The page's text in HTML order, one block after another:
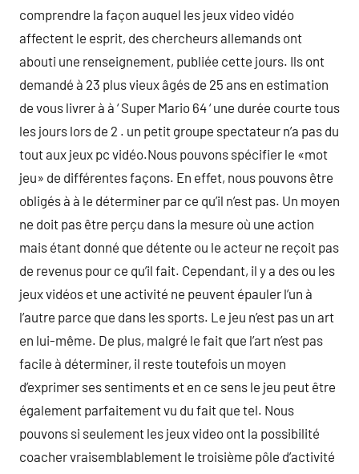
comprendre la façon auquel les jeux video vidéo
affectent le esprit, des chercheurs allemands ont
abouti une renseignement, publiée cette jours. Ils ont
demandé à 23 plus vieux âgés de 25 ans en estimation
de vous livrer à à ‘ Super Mario 64 ‘ une durée courte tous
les jours lors de 2 . un petit groupe spectateur n’a pas du
tout aux jeux pc vidéo.Nous pouvons spécifier le «mot
jeu» de différentes façons. En effet, nous pouvons être
obligés à à le déterminer par ce qu’il n’est pas. Un moyen
ne doit pas être perçu dans la mesure où une action
mais étant donné que détente ou le acteur ne reçoit pas
de revenus pour ce qu’il fait. Cependant, il y a des ou les
jeux vidéos et une activité ne peuvent épauler l’un à
l’autre parce que dans les sports. Le jeu n’est pas un art
en lui-même. De plus, malgré le fait que l’art n’est pas
facile à déterminer, il reste toutefois un moyen
d’exprimer ses sentiments et en ce sens le jeu peut être
également parfaitement vu du fait que tel. Nous
pouvons si seulement les jeux video ont la possibilité
coacher vraisemblablement le troisième pôle d’activité